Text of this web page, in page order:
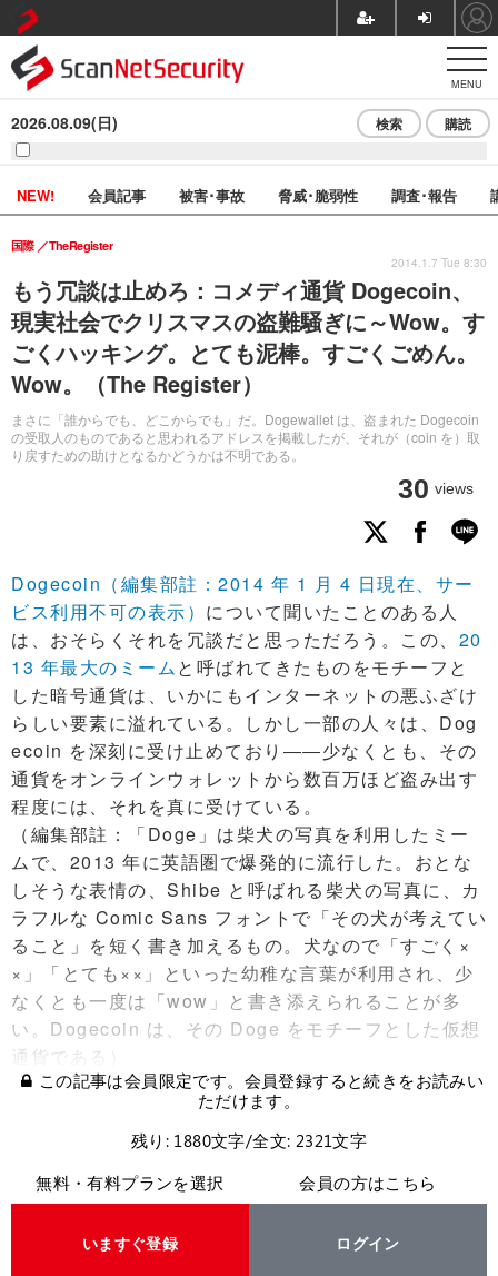
MENU
2026.08.09(日) 検索 購読
NEW! 会員記事 被害･事故 脅威･脆弱性 調査･報告
もう冗談は止めろ：コメディ通貨 Dogecoin、
現実社会でクリスマスの盗難騒ぎに～Wow。す
ごくハッキング。とても泥棒。すごくごめん。
Wow。（The Register）
まさに「誰からでも、どこからでも」だ。Dogewallet は、盗まれた Dogecoin
の受取人のものであると思われるアドレスを掲載したが、それが（coin を）取
り戻すための助けとなるかどうかは不明である。
国際 TheRegister
30 views
2014.1.7 Tue 8:30
Dogecoin（編集部註：2014 年 1 月 4 日現在、サー
ビス利用不可の表示） について聞いたことのある人
は、おそらくそれを冗談だと思っただろう。この、 20
13 年最大のミームと呼ばれてきたものをモチーフと
した暗号通貨は、いかにもインターネットの悪ふざけ
らしい要素に溢れている。しかし一部の人々は、Dog
ecoin を深刻に受け止めており――少なくとも、その
通貨をオンラインウォレットから数百万ほど盗み出す
程度には、それを真に受けている。
（編集部註：「Doge」は柴犬の写真を利用したミー
ムで、2013 年に英語圏で爆発的に流行した。おとな
しそうな表情の、Shibe と呼ばれる柴犬の写真に、カ
ラフルな Comic Sans フォントで「その犬が考えてい
ること」を短く書き加えるもの。犬なので「すごく×
×」「とても××」といった幼稚な言葉が利用され、少
なくとも一度は「wow」と書き添えられることが多
い。Dogecoin は、その Doge をモチーフとした仮想
通貨である）
この記事は会員限定です。会員登録すると続きをお読みい
ただけます。
残り: 1880文字/全文: 2321文字
無料・有料プランを選択
いますぐ登録
会員の方はこちら
ログイン